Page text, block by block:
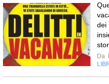
dei
Da